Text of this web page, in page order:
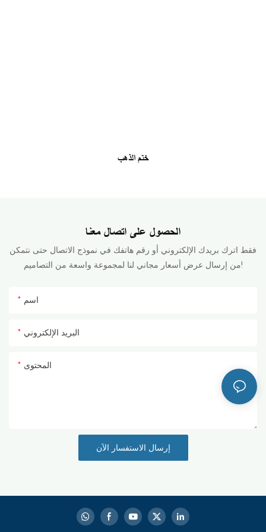
ختم الذهب
الحصول على اتصال معنا
فقط اترك بريدك الإلكتروني أو رقم هاتفك في نموذج الاتصال حتى نتمكن
من إرسال عرض أسعار مجاني لنا لمجموعة واسعة من التصاميم!
اسم
البريد الإلكتروني
المحتوى
إرسال الاستفسار الآن